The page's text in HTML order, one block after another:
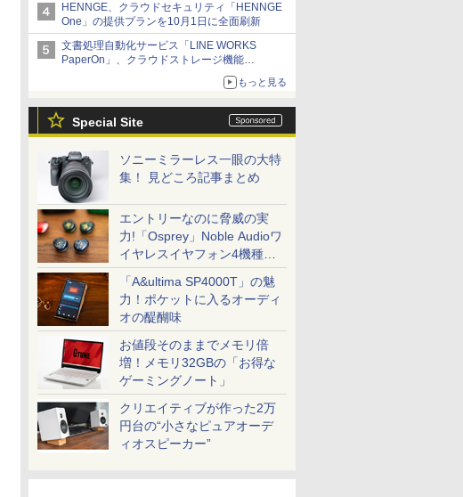
HENNGE、クラウドセキュリティ「HENNGE
One」の提供プランを10月1日に全面刷新
文書処理自動化サービス「LINE WORKS
PaperOn」、クラウドストレージ機能
もっと見る
Special Site
ソニーミラーレス一眼の大特
集！ 見どころ記事まとめ
エントリーなのに脅威の実
力!「Osprey」Noble Audioワ
イヤレスイヤフォン4機種を
一気に聴く
「A&ultima SP4000T」の魅
力！ポケットに入るオーディ
オの醍醐味
お値段そのままでメモリ倍
増！メモリ32GBの「お得な
ゲーミングノート」
クリエイティブが作った2万
円台の“小さなピュアオーデ
ィオスピーカー”